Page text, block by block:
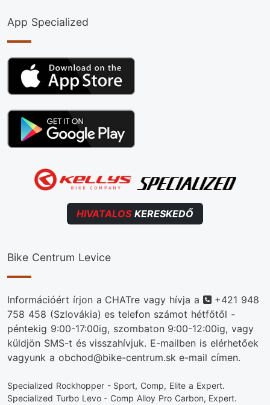
App Specialized
HIVATALOSKERESKEDŐ
Bike Centrum Levice
Információért írjon a CHATre vagy hívja a Telefonszám
+421 948
758 458 (Szlovákia) es telefon számot hétfőtől -
péntekig 9:00-17:00ig, szombaton 9:00-12:00ig, vagy
küldjön SMS-t és visszahívjuk. E-mailben is elérhetőek
vagyunk a obchod@bike-centrum.sk e-mail címen.
Specialized Rockhopper - Sport, Comp, Elite a Expert.
Specialized Turbo Levo - Comp Alloy Pro Carbon, Expert.